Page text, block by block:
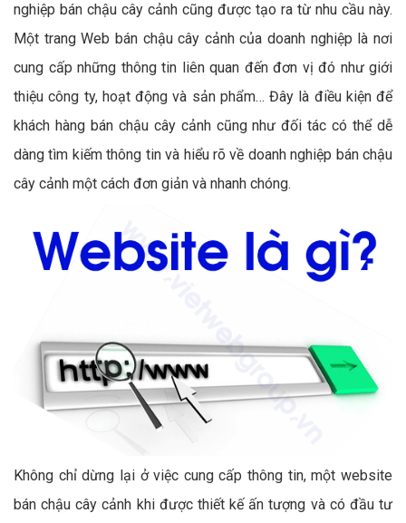
nghiệp bán chậu cây cảnh cũng được tạo ra từ nhu cầu này.
Một trang Web bán chậu cây cảnh của doanh nghiệp là nơi
cung cấp những thông tin liên quan đến đơn vị đó như giới
thiệu công ty, hoạt động và sản phẩm… Đây là điều kiện để
khách hàng bán chậu cây cảnh cũng như đối tác có thể dễ
dàng tìm kiếm thông tin và hiểu rõ về doanh nghiệp bán chậu
cây cảnh một cách đơn giản và nhanh chóng.
Không chỉ dừng lại ở việc cung cấp thông tin, một website
bán chậu cây cảnh khi được thiết kế ấn tượng và có đầu tư